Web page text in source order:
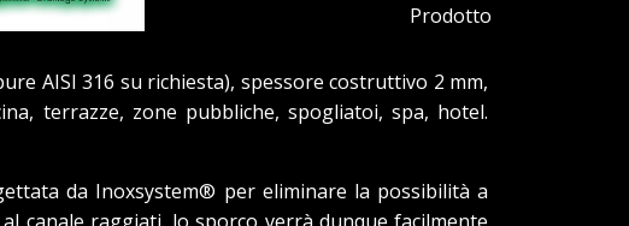
Prodotto
AISI 316 su richiesta), spessore costruttivo 2 mm,
terrazze, zone pubbliche, spogliatoi, spa, hotel.
da Inoxsystem® per eliminare la possibilità a
canale raggiati, lo sporco verrà dunque facilmente